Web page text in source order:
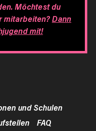
Möchtest du
mitarbeiten?Dann
mit!
und Schulen
FAQ